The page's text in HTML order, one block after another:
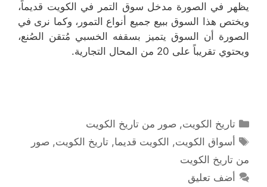
يظهر في الصورة مدخل سوق التمر في الكويت قديماً،
ويختص هذا السوق ببيع جميع أنواع التمور، وكما نرى في
الصورة أن السوق يتميز بسقفه الخسبي مُتقن الصُنع،
ويحتوي تقريباً على 20 من المحال التجارية.
التصنيفات
تاريخ الكويت, صور من تاريخ الكويت
الوسوم
أسواق الكويت, الكويت قديما,تاريخ الكويت, صور
من تاريخ الكويت
أضف تعليق